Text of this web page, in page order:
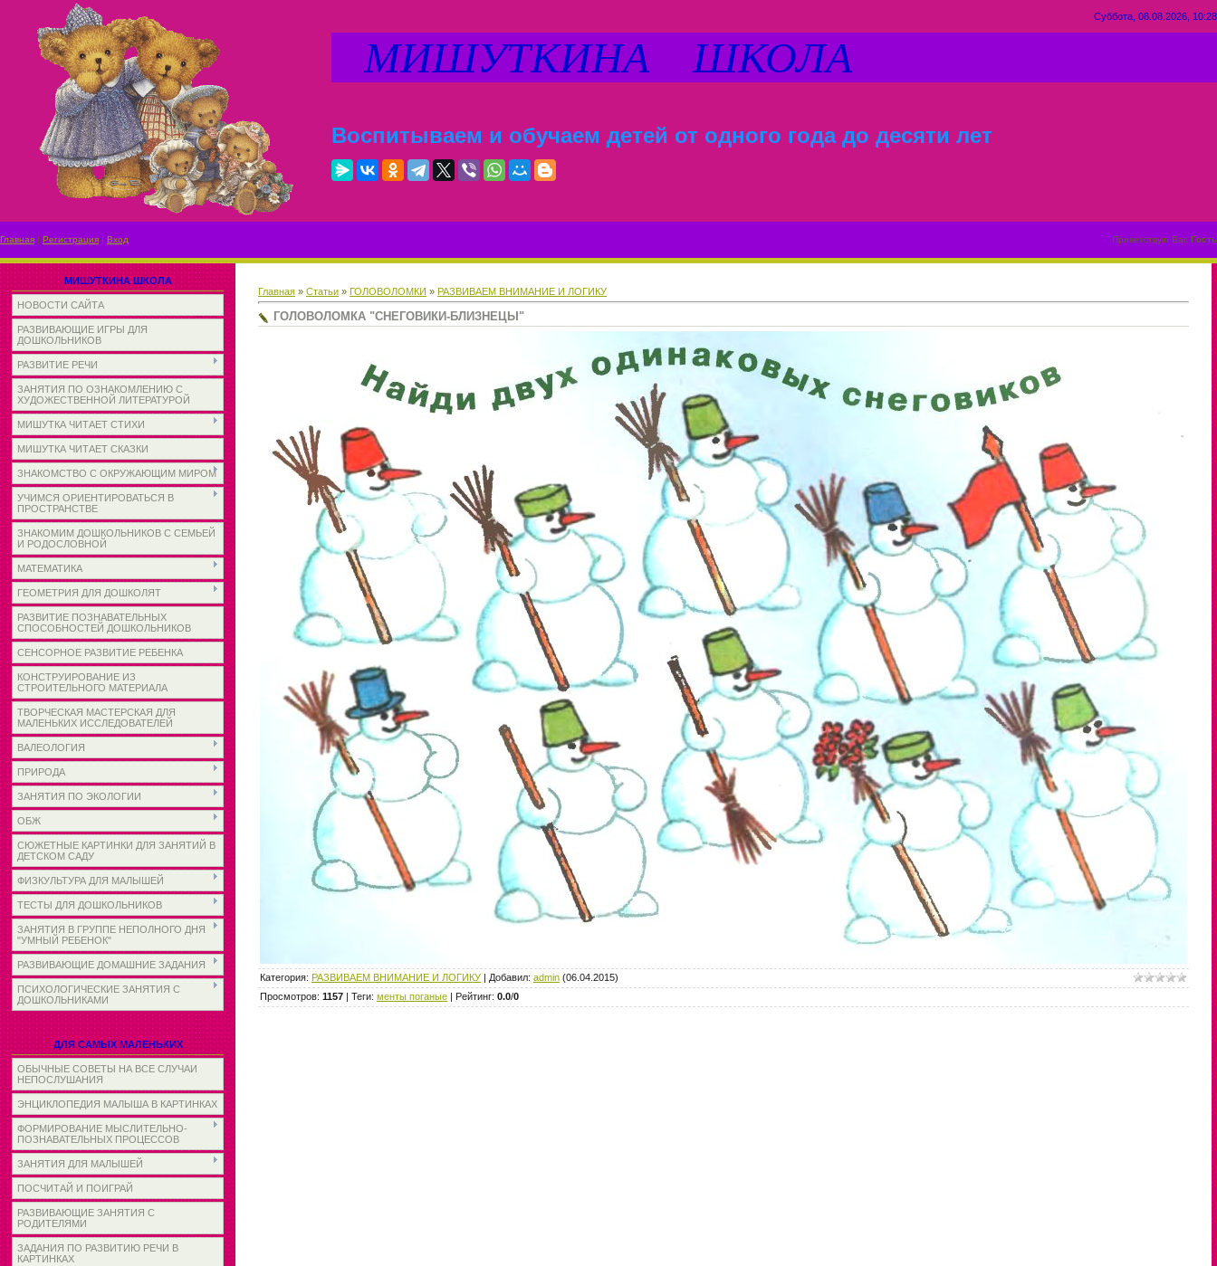
Суббота, 08.08.2026, 10:28
МИШУТКИНА ШКОЛА
Воспитываем и обучаем детей от одного года до десяти лет
Главная | Регистрация | Вход Приветствую Вас Гость
МИШУТКИНА ШКОЛА
НОВОСТИ САЙТА
РАЗВИВАЮЩИЕ ИГРЫ ДЛЯ
ДОШКОЛЬНИКОВ
РАЗВИТИЕ РЕЧИ
ЗАНЯТИЯ ПО ОЗНАКОМЛЕНИЮ С
ХУДОЖЕСТВЕННОЙ ЛИТЕРАТУРОЙ
МИШУТКА ЧИТАЕТ СТИХИ
МИШУТКА ЧИТАЕТ СКАЗКИ
ЗНАКОМСТВО С ОКРУЖАЮЩИМ МИРОМ
УЧИМСЯ ОРИЕНТИРОВАТЬСЯ В
ПРОСТРАНСТВЕ
ЗНАКОМИМ ДОШКОЛЬНИКОВ С СЕМЬЕЙ
И РОДОСЛОВНОЙ
МАТЕМАТИКА
ГЕОМЕТРИЯ ДЛЯ ДОШКОЛЯТ
РАЗВИТИЕ ПОЗНАВАТЕЛЬНЫХ
СПОСОБНОСТЕЙ ДОШКОЛЬНИКОВ
СЕНСОРНОЕ РАЗВИТИЕ РЕБЕНКА
КОНСТРУИРОВАНИЕ ИЗ
СТРОИТЕЛЬНОГО МАТЕРИАЛА
ТВОРЧЕСКАЯ МАСТЕРСКАЯ ДЛЯ
МАЛЕНЬКИХ ИССЛЕДОВАТЕЛЕЙ
ВАЛЕОЛОГИЯ
ПРИРОДА
ЗАНЯТИЯ ПО ЭКОЛОГИИ
ОБЖ
СЮЖЕТНЫЕ КАРТИНКИ ДЛЯ ЗАНЯТИЙ В
ДЕТСКОМ САДУ
ФИЗКУЛЬТУРА ДЛЯ МАЛЫШЕЙ
ТЕСТЫ ДЛЯ ДОШКОЛЬНИКОВ
ЗАНЯТИЯ В ГРУППЕ НЕПОЛНОГО ДНЯ
"УМНЫЙ РЕБЕНОК"
РАЗВИВАЮЩИЕ ДОМАШНИЕ ЗАДАНИЯ
ПСИХОЛОГИЧЕСКИЕ ЗАНЯТИЯ С
ДОШКОЛЬНИКАМИ
ДЛЯ САМЫХ МАЛЕНЬКИХ
ОБЫЧНЫЕ СОВЕТЫ НА ВСЕ СЛУЧАИ
НЕПОСЛУШАНИЯ
ЭНЦИКЛОПЕДИЯ МАЛЫША В КАРТИНКАХ
ФОРМИРОВАНИЕ МЫСЛИТЕЛЬНО-
ПОЗНАВАТЕЛЬНЫХ ПРОЦЕССОВ
ЗАНЯТИЯ ДЛЯ МАЛЫШЕЙ
ПОСЧИТАЙ И ПОИГРАЙ
РАЗВИВАЮЩИЕ ЗАНЯТИЯ С
РОДИТЕЛЯМИ
ЗАДАНИЯ ПО РАЗВИТИЮ РЕЧИ В
КАРТИНКАХ
Главная » Статьи » ГОЛОВОЛОМКИ » РАЗВИВАЕМ ВНИМАНИЕ И ЛОГИКУ
ГОЛОВОЛОМКА "СНЕГОВИКИ-БЛИЗНЕЦЫ"
Категория: РАЗВИВАЕМ ВНИМАНИЕ И ЛОГИКУ | Добавил: admin (06.04.2015)
Просмотров: 1157 | Теги: менты поганые | Рейтинг: 0.0/0